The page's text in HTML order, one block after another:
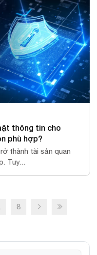
thông tin cho
phù hợp?
thành tài sản quan
Tuy...
8